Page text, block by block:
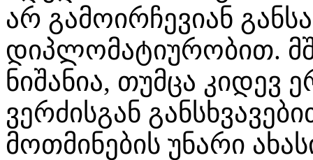
არ გამოირჩევიან
დიპლომატიურობით.
ნიშანია, თუმცა კიდევ
ვერძისგან
მოთმინების უნარი